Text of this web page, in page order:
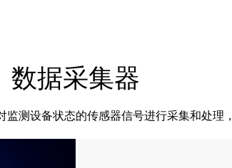
数据采集器
测设备状态的传感器信号进行采集和处理